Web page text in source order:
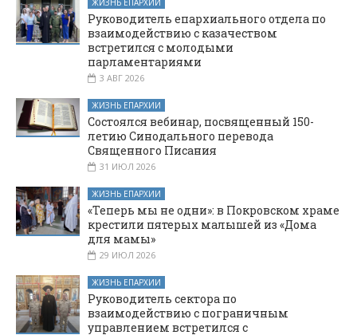
ЖИЗНЬ ЕПАРХИИ
Руководитель епархиального отдела по
взаимодействию с казачеством
встретился с молодыми
парламентариями
3 АВГ 2026
ЖИЗНЬ ЕПАРХИИ
Состоялся вебинар, посвященный 150-
летию Синодального перевода
Священного Писания
31 ИЮЛ 2026
ЖИЗНЬ ЕПАРХИИ
«Теперь мы не одни»: в Покровском храме
крестили пятерых малышей из «Дома
для мамы»
29 ИЮЛ 2026
ЖИЗНЬ ЕПАРХИИ
Руководитель сектора по
взаимодействию с пограничным
управлением встретился с